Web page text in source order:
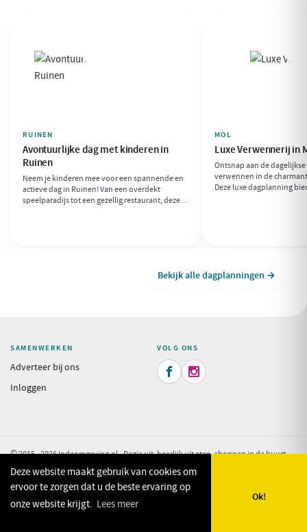
RUINEN
Avontuurlijke dag met kinderen in
Ruinen
Neem je kinderen mee voor een spannende en
actieve dag in Ruinen! Van een overdekt
speelparadijs tot een gezellig restaurant, deze
MOL
Luxe Verwennerij in
Ontsnap aan de
verwennen in de
Deze luxe dagplanning
Bekijk alle dagplanningen →
SAMENWERKEN
Adverteer bij ons
Inloggen
VOLG ONS
 
© 2015 - 2026 Indeomgeving.nl - Dagje uit, heerlijk uit eten, shoppen in de buurt
van uw vakantiepark. Privacy Policy
Deze website maakt gebruik van cookies om
ervoor te zorgen dat u de beste ervaring op
onze website krijgt. Lees meer
Ok!